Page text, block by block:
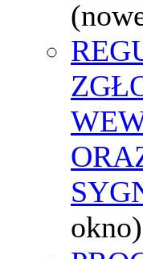
okno)